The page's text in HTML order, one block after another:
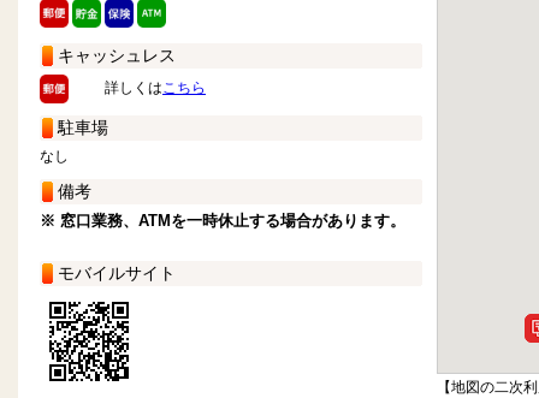
キャッシュレス
詳しくはこちら
駐車場
なし
備考
※ 窓口業務、ATMを一時休止する場合があります。
モバイルサイト
【地図の二次